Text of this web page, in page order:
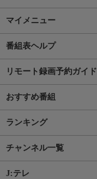
マイメニュー
番組表ヘルプ
リモート録画予約ガイド
おすすめ番組
ランキング
チャンネル一覧
J:テレ